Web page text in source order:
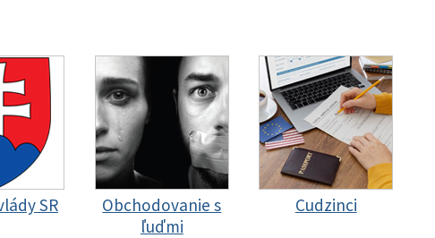
SR
Obchodovanie s
ľuďmi
Cudzinci